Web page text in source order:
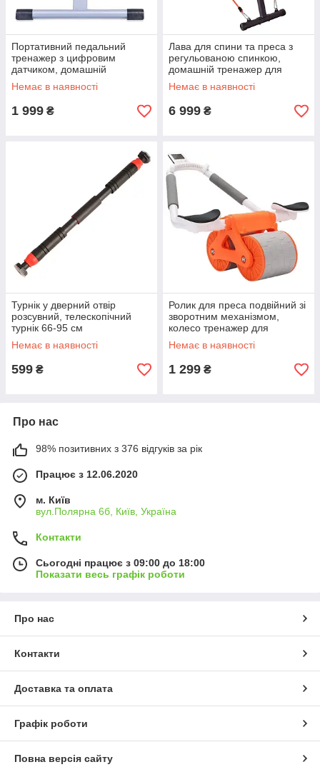
Портативний педальний
тренажер з цифровим
датчиком, домашній
велотренажер
Немає в наявності
1 999 ₴
Лава для спини та преса з
регульованою спинкою,
домашній тренажер для
силових вправ
Немає в наявності
6 999 ₴
Турнік у дверний отвір
розсувний, телескопічний
турнік 66-95 см
Немає в наявності
599 ₴
Ролик для преса подвійний зі
зворотним механізмом,
колесо тренажер для
тренування м'язів живота
Немає в наявності
1 299 ₴
Про нас
98% позитивних з 376 відгуків за рік
Працює з 12.06.2020
м. Київ
вул.Полярна 6б, Київ, Україна
Контакти
Сьогодні працює з 09:00 до 18:00
Показати весь графік роботи
Про нас
Контакти
Доставка та оплата
Графік роботи
Повна версія сайту